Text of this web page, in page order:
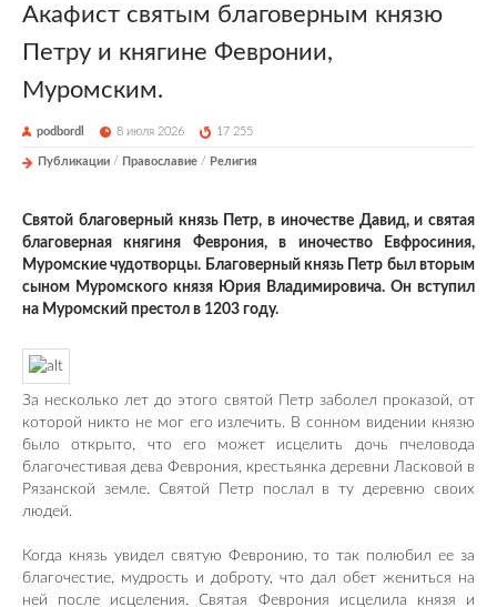
Акафист святым благоверным князю
Петру и княгине Февронии,
Муромским.
podbordl 8 июля 2026 17 255
Публикации / Православие / Религия
Святой благоверный князь Петр, в иночестве Давид, и святая
благоверная княгиня Феврония, в иночество Евфросиния,
Муромские чудотворцы. Благоверный князь Петр был вторым
сыном Муромского князя Юрия Владимировича. Он вступил
на Муромский престол в 1203 году.
За несколько лет до этого святой Петр заболел проказой, от
которой никто не мог его излечить. В сонном видении князю
было открыто, что его может исцелить дочь пчеловода
благочестивая дева Феврония, крестьянка деревни Ласковой в
Рязанской земле. Святой Петр послал в ту деревню своих
людей.
Когда князь увидел святую Февронию, то так полюбил ее за
благочестие, мудрость и доброту, что дал обет жениться на
ней после исцеления. Святая Феврония исцелила князя и